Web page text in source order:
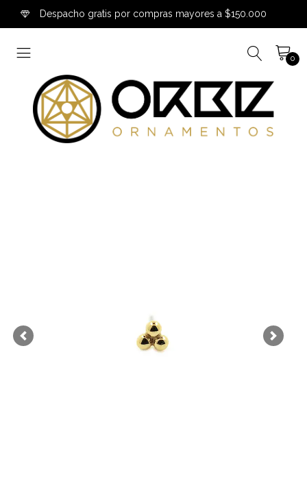
Despacho gratis por compras mayores a $150.000
0
Previous Next